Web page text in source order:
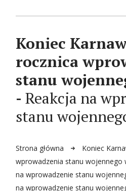
Koniec
rocznica
stanu
-Reakcja na
stanu
Strona główna
Koniec
wprowadzenia stanu wojennego
na wprowadzenie stanu
na wprowadzenie stanu